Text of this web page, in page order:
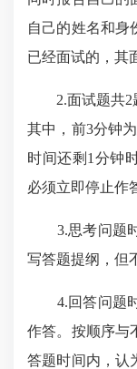
自己的姓名和身
已经面试的，其
2.面试题共2题
其中，前3分钟
时间还剩1分钟
必须立即停止作
3.思考问题时
写答题提纲，但
4.回答问题时
作答。按顺序与
答题时间内，认